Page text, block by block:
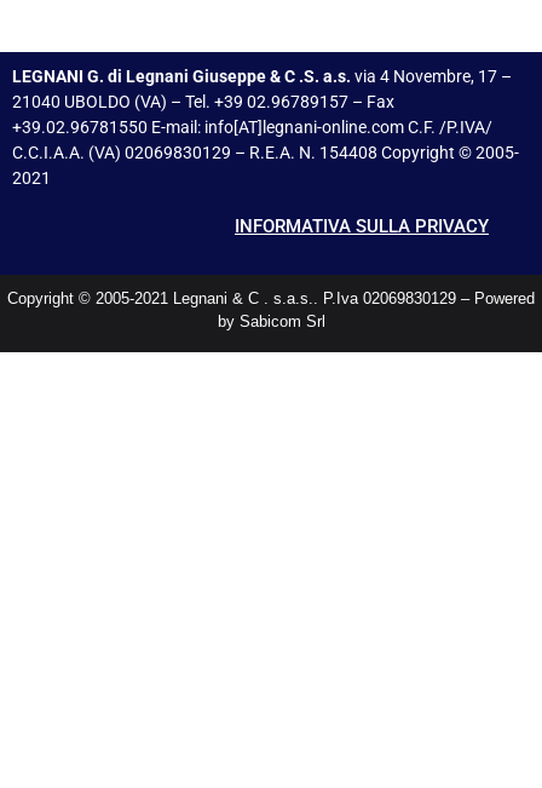
LEGNANI G. di Legnani Giuseppe & C .S. a.s. via 4 Novembre, 17 –
21040 UBOLDO (VA) – Tel. +39 02.96789157 – Fax
+39.02.96781550 E-mail: info[AT]legnani-online.com C.F. /P.IVA/
C.C.I.A.A. (VA) 02069830129 – R.E.A. N. 154408 Copyright © 2005-
2021
INFORMATIVA SULLA PRIVACY
Copyright © 2005-2021 Legnani & C . s.a.s.. P.Iva 02069830129 – Powered
by Sabicom Srl